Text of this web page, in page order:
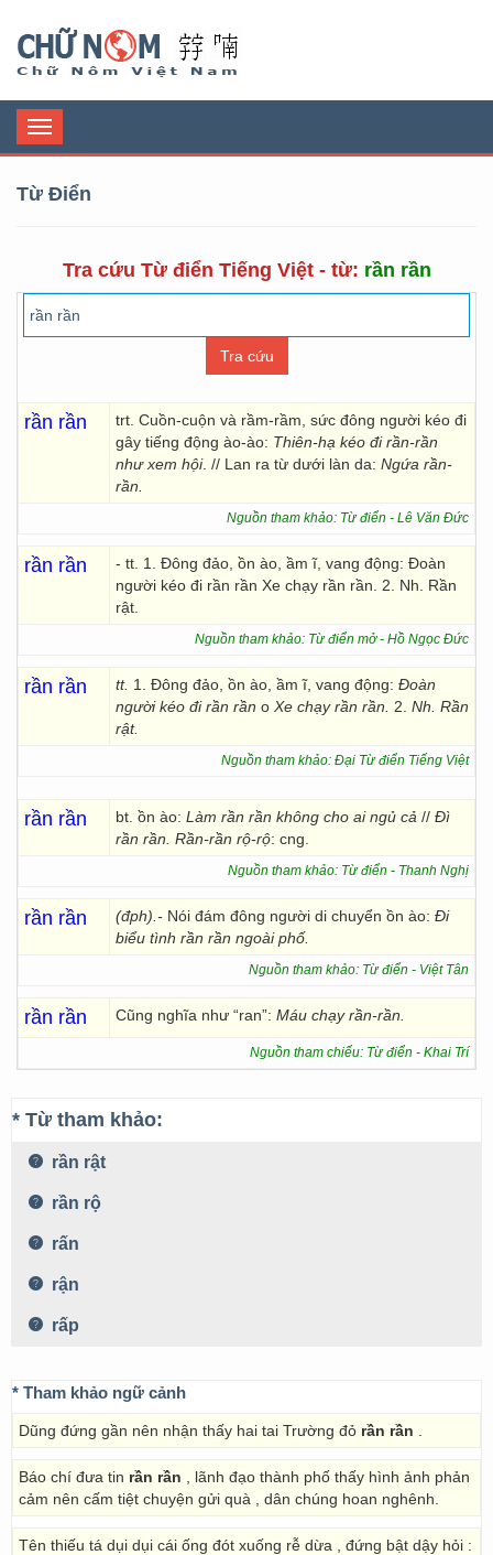
Toggle
navigation
Từ Điển
Tra cứu Từ điển Tiếng Việt - từ: rần rần
rần rần
trt. Cuồn-cuộn và rầm-rầm, sức đông người kéo đi
gây tiếng động ào-ào: Thiên-hạ kéo đi rần-rần
như xem hội. // Lan ra từ dưới làn da: Ngứa rần-
rần.
Nguồn tham khảo: Từ điển - Lê Văn Đức
rần rần
- tt. 1. Đông đảo, ồn ào, ầm ĩ, vang động: Đoàn
người kéo đi rần rần Xe chạy rần rần. 2. Nh. Rần
rật.
Nguồn tham khảo: Từ điển mở - Hồ Ngọc Đức
rần rần tt. 1. Đông đảo, ồn ào, ầm ĩ, vang động: Đoàn
người kéo đi rần rần o Xe chạy rần rần. 2. Nh. Rần
rật.
Nguồn tham khảo: Đại Từ điển Tiếng Việt
rần rần bt. ồn ào: Làm rần rần không cho ai ngủ cả // Đì
rần rần. Rần-rần rộ-rộ: cng.
Nguồn tham khảo: Từ điển - Thanh Nghị
rần rần (đph).- Nói đám đông người di chuyển ồn ào: Đi
biểu tình rần rần ngoài phố.
Nguồn tham khảo: Từ điển - Việt Tân
rần rần Cũng nghĩa như “ran”: Máu chạy rần-rần.
Nguồn tham chiếu: Từ điển - Khai Trí
* Từ tham khảo:
rần rật
rần rộ
rấn
rận
rấp
* Tham khảo ngữ cảnh
Dũng đứng gần nên nhận thấy hai tai Trường đỏ rần rần
Báo chí đưa tin rần rần , lãnh đạo thành phố thấy hình ảnh phản
cảm nên cấm tiệt chuyện gửi quà , dân chúng hoan nghênh.
Tên thiếu tá dụi dụi cái ống đót xuống rễ dừa , đứng bật dậy hỏi :